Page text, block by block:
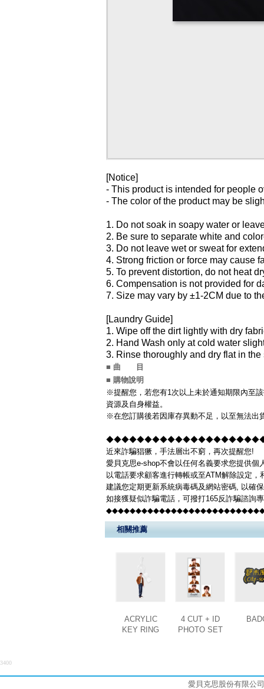
[Notice]
- This product is intended for people
- The color of the product may be
1. Do not soak in soapy water or
2. Be sure to separate white and
3. Do not leave wet or sweat for
4. Strong friction or force may cause
5. To prevent distortion, do not heat
6. Compensation is not provided for
7. Size may vary by ±1-2CM due to
[Laundry Guide]
1. Wipe off the dirt lightly with dry
2. Hand Wash only at cold water
3. Rinse thoroughly and dry flat in the
■ 曲 目
■ 購物說明
※提醒您，若您有1次以上未於通知期限內至
資源及自身權益。
※在您訂購後若因庫存異動不足，以至無法出
◆◆◆◆◆◆◆◆◆◆◆◆◆◆◆◆◆◆◆◆◆◆◆◆
近來詐騙猖獗，手法層出不窮，再次提醒您!
愛貝克思e-shop不會以任何名義要求您提供個
以電話要求顧客進行轉帳或至ATM解除設定
建議您定期更新系統病毒碼及網站密碼, 以確
如接獲疑似詐騙電話，可撥打165反詐騙諮詢
相關推薦
ACRYLIC
KEY RING
4 CUT + ID
PHOTO SET
3400
愛貝克思股份有限